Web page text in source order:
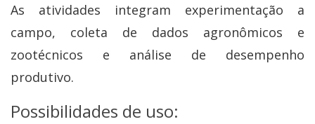
As atividades integram experimentação a
campo, coleta de dados agronômicos e
zootécnicos e análise de desempenho
produtivo.
Possibilidades de uso: